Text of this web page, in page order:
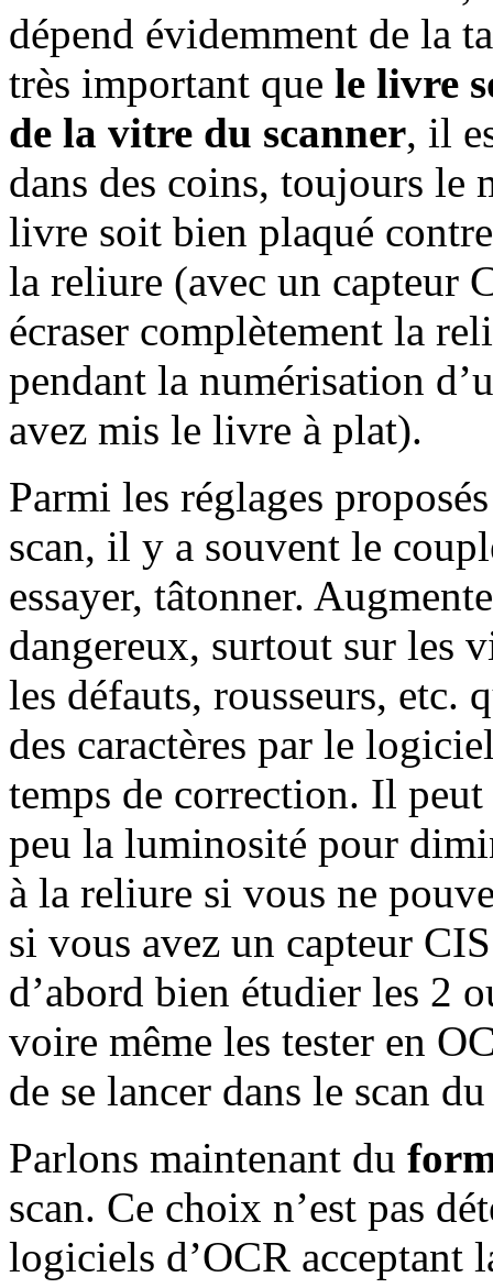
dépend évidemment de la
très important que le livre
de la vitre du scanner, il
dans des coins, toujours le
livre soit bien plaqué
la reliure (avec un capteur
écraser complètement la
pendant la numérisation
avez mis le livre à plat).
Parmi les réglages
scan, il y a souvent le
essayer, tâtonner.
dangereux, surtout sur les
les défauts, rousseurs, etc.
des caractères par le
temps de correction. Il peut
peu la luminosité pour
à la reliure si vous ne
si vous avez un capteur
d’abord bien étudier les 2
voire même les tester en
de se lancer dans le scan
Parlons maintenant du
scan. Ce choix n’est pas
logiciels d’OCR acceptant